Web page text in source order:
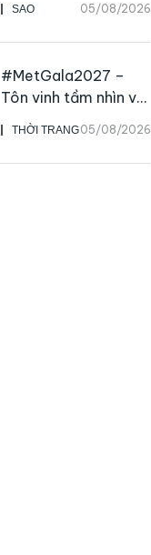
SAO 05/08/2026
live
THỜI TRANG05/08/2026
#MetGala2027 –
Tôn vinh tầm nhìn và
sức ảnh hưởng sâu
rộng của NTK John
Galliano